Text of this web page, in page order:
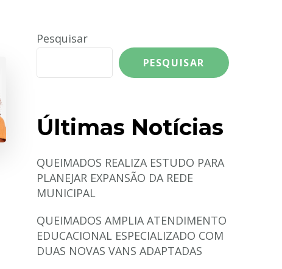
Pesquisar
PESQUISAR
Últimas Notícias
QUEIMADOS REALIZA ESTUDO PARA
PLANEJAR EXPANSÃO DA REDE
MUNICIPAL
QUEIMADOS AMPLIA ATENDIMENTO
EDUCACIONAL ESPECIALIZADO COM
DUAS NOVAS VANS ADAPTADAS